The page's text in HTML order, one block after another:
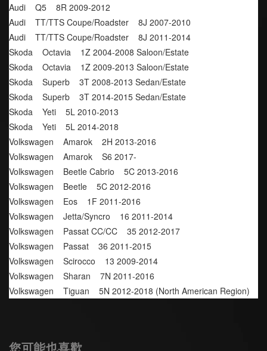
Audi    Q5    8R 2009-2012
Audi    TT/TTS Coupe/Roadster    8J 2007-2010
Audi    TT/TTS Coupe/Roadster    8J 2011-2014
Skoda    Octavia    1Z 2004-2008 Saloon/Estate
Skoda    Octavia    1Z 2009-2013 Saloon/Estate
Skoda    Superb    3T 2008-2013 Sedan/Estate
Skoda    Superb    3T 2014-2015 Sedan/Estate
Skoda    Yeti    5L 2010-2013
Skoda    Yeti    5L 2014-2018
Volkswagen    Amarok    2H 2013-2016
Volkswagen    Amarok    S6 2017-
Volkswagen    Beetle Cabrio    5C 2013-2016
Volkswagen    Beetle    5C 2012-2016
Volkswagen    Eos    1F 2011-2016
Volkswagen    Jetta/Syncro    16 2011-2014
Volkswagen    Passat CC/CC    35 2012-2017
Volkswagen    Passat    36 2011-2015
Volkswagen    Scirocco    13 2009-2014
Volkswagen    Sharan    7N 2011-2016
Volkswagen    Tiguan    5N 2012-2018 (North American Region)
您可能也喜歡